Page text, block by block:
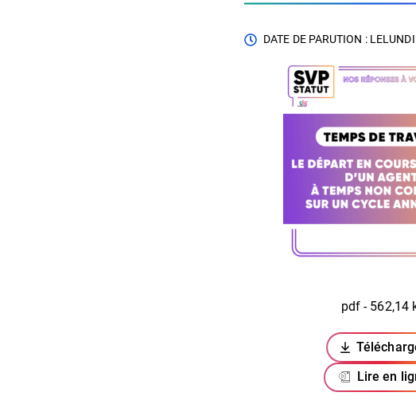
DATE DE PARUTION : LE
pdf - 562,14
Lire en